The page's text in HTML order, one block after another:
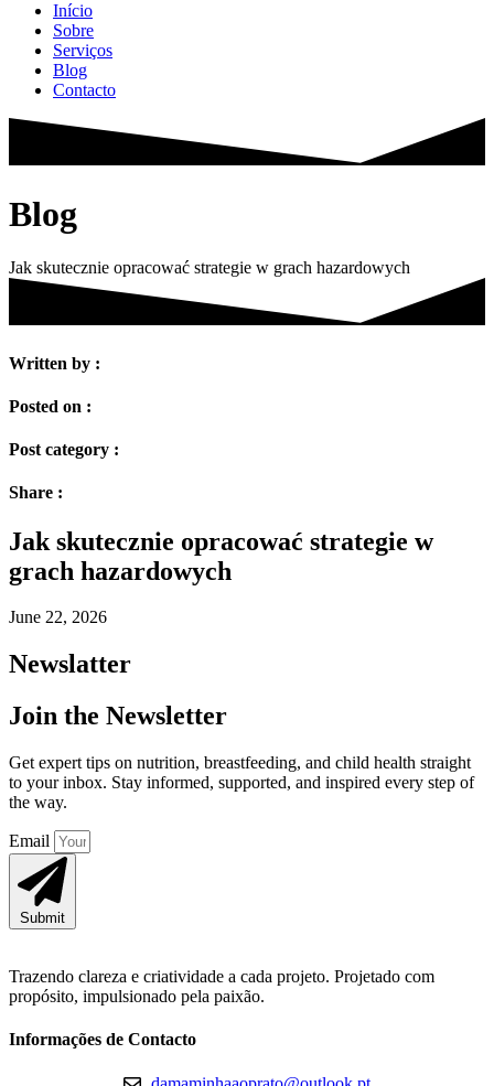
Início
Sobre
Serviços
Blog
Contacto
Blog
Jak skutecznie opracować strategie w grach hazardowych
Written by :
Posted on :
Post category :
Share :
Jak skutecznie opracować strategie w
grach hazardowych
June 22, 2026
Newslatter
Join the Newsletter
Get expert tips on nutrition, breastfeeding, and child health straight
to your inbox. Stay informed, supported, and inspired every step of
the way.
Email
Submit
Trazendo clareza e criatividade a cada projeto. Projetado com
propósito, impulsionado pela paixão.
Informações de Contacto